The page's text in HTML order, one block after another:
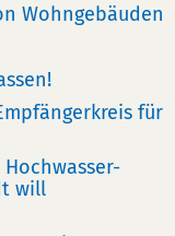
Wohngebäuden
für
will